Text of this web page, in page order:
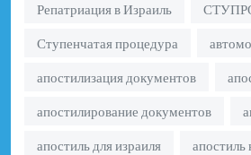
Репатриация в Израиль
Ступенчатая процедура
апостилизация документов
апостилирование документов
апостиль для израиля